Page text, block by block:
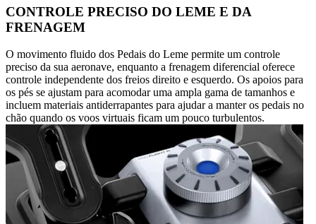
CONTROLE PRECISO DO LEME E DA
FRENAGEM
O movimento fluido dos Pedais do Leme permite um controle
preciso da sua aeronave, enquanto a frenagem diferencial oferece
controle independente dos freios direito e esquerdo. Os apoios para
os pés se ajustam para acomodar uma ampla gama de tamanhos e
incluem materiais antiderrapantes para ajudar a manter os pedais no
chão quando os voos virtuais ficam um pouco turbulentos.